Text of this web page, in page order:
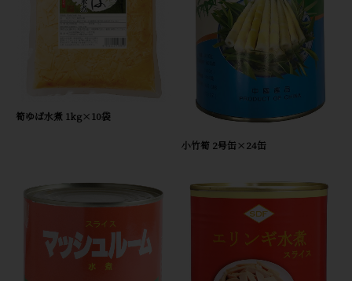
筍ゆば水煮 1kg×10袋
小竹筍 2号缶×24缶